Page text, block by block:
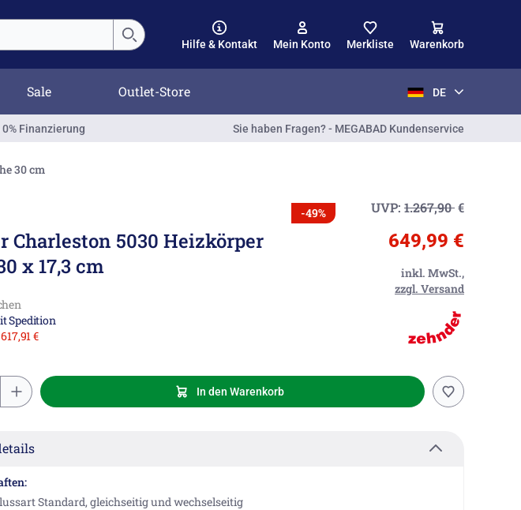
Hilfe & Kontakt Mein Konto Merkliste Warenkorb
Sale Outlet-Store DE
Finanzierung Sie haben Fragen? - MEGABAD Kundenservice
30 cm
Charleston 5030 Heizkörper
x 17,3 cm
-49% UVP: 1.267,90€
649,99 €
inkl. MwSt.,
zzgl. Versand
Spedition
€
In den Warenkorb
Standard, gleichseitig und wechselseitig